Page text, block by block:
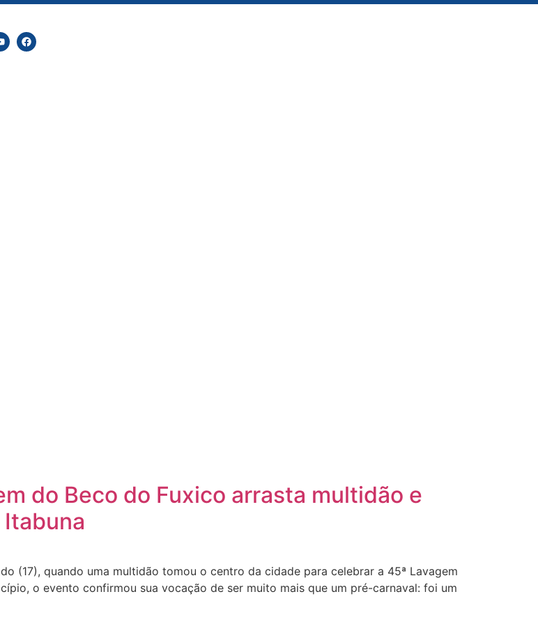
do Beco do Fuxico arrasta multidão e
(17), quando uma multidão tomou o centro da cidade para celebrar a 45ª Lavagem
o evento confirmou sua vocação de ser muito mais que um pré-carnaval: foi um